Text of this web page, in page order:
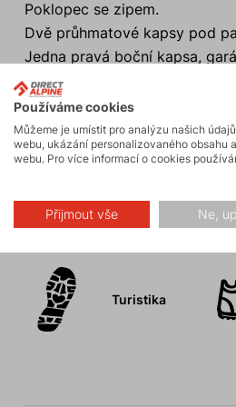
Poklopec se zipem.
Dvě průhmatové kapsy pod
Jedna pravá boční kapsa,
Dvě zadní zipové kapsy kryté
Ozdobné prošití nohavic.
Vnitřní konce nohavic
Aktivity
Turistika
Používáme cookies
Můžeme je umístit pro analýzu našich
webu, ukázání personalizovaného obsahu
webu. Pro více informací o cookies
Přijmout vše Ne,